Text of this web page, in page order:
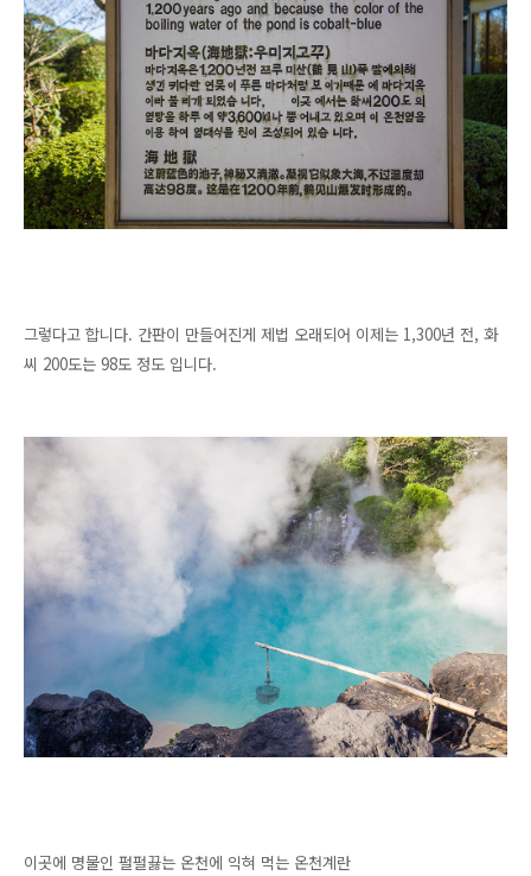
그렇다고 합니다. 간판이 만들어진게 제법 오래되어 이제는 1,300년 전, 화
씨 200도는 98도 정도 입니다.
이곳에 명물인 펄펄끓는 온천에 익혀 먹는 온천계란